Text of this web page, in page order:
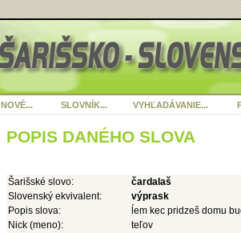
NOVÉ... SLOVNÍK... VYHĽADÁVANIE...
POPIS DANÉHO SLOVA
Šarišské slovo:
čardalaš
Slovenský ekvivalent:
výprask
Popis slova:
ĺem kec pridzeš domu
Nick (meno):
teľov